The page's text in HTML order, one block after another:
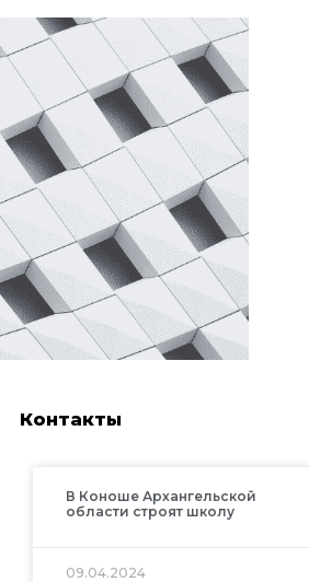
Контакты
В Коноше Архангельской
области строят школу
09.04.2024